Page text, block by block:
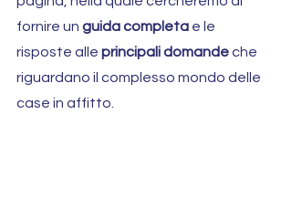
fornire un guida completa e le
risposte alle principali domande che
riguardano il complesso mondo delle
case in affitto.